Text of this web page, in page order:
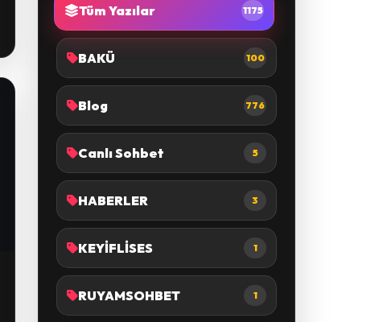
Tüm Yazılar 1175
BAKÜ 100
Blog 776
Canlı Sohbet 5
HABERLER 3
KEYİFLİSES 1
RUYAMSOHBET 1